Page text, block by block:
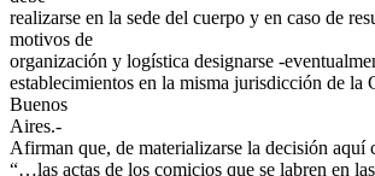
realizarse en la sede del cuerpo y en caso de
motivos de
organización y logística designarse -
establecimientos en la misma jurisdicción de la
Buenos
Aires.-
Afirman que, de materializarse la decisión aquí
“…las actas de los comicios que se labren en las